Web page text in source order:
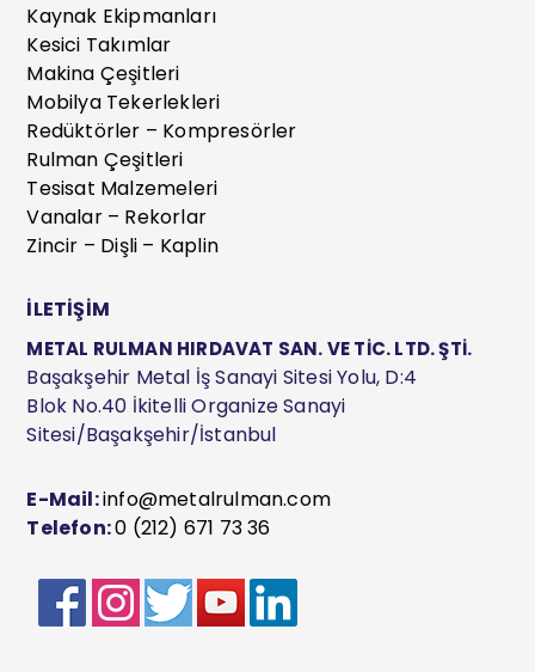
Kaynak Ekipmanları
Kesici Takımlar
Makina Çeşitleri
Mobilya Tekerlekleri
Redüktörler – Kompresörler
Rulman Çeşitleri
Tesisat Malzemeleri
Vanalar – Rekorlar
Zincir – Dişli – Kaplin
İLETİŞİM
METAL RULMAN HIRDAVAT SAN. VE TİC. LTD. ŞTİ.
Başakşehir Metal İş Sanayi Sitesi Yolu, D:4
Blok No.40 İkitelli Organize Sanayi
Sitesi/Başakşehir/İstanbul
E-Mail:info@metalrulman.com
Telefon:0 (212) 671 73 36